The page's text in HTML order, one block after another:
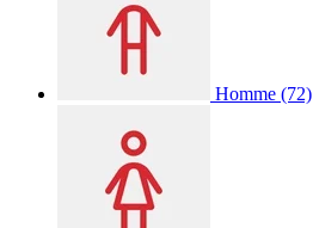
Homme (72)